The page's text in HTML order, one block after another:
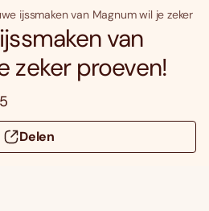
ijssmaken van Magnum wil je zeker
van
zeker proeven!
Delen